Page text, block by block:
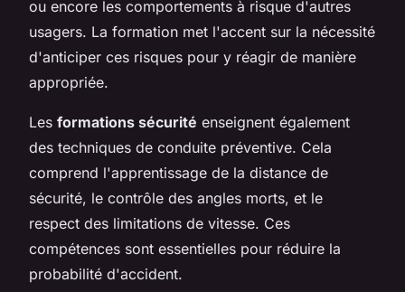
ou encore les comportements à risque d'autres
usagers. La formation met l'accent sur la nécessité
d'anticiper ces risques pour y réagir de manière
appropriée.
Les formations sécurité enseignent également
des techniques de conduite préventive. Cela
comprend l'apprentissage de la distance de
sécurité, le contrôle des angles morts, et le
respect des limitations de vitesse. Ces
compétences sont essentielles pour réduire la
probabilité d'accident.